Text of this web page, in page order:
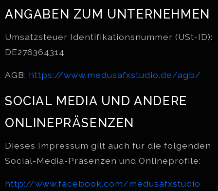
ANGABEN ZUM UNTERNEHMEN
Umsatzsteuer Identifikationsnummer (USt-ID):
DE276364314
AGB: https://www.medusafxstudio.de/agb/
SOCIAL MEDIA UND ANDERE
ONLINEPRÄSENZEN
Dieses Impressum gilt auch für die folgenden
Social-Media-Präsenzen und Onlineprofile:
http://www.facebook.com/medusafxstudio